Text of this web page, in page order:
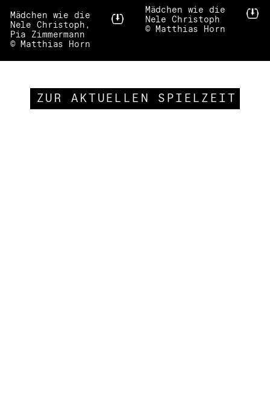
Mädchen wie die
Nele Christoph
© Matthias Horn
Mädchen wie die
Nele Christoph,
Pia Zimmermann
© Matthias Horn
ZUR AKTUELLEN SPIELZEIT